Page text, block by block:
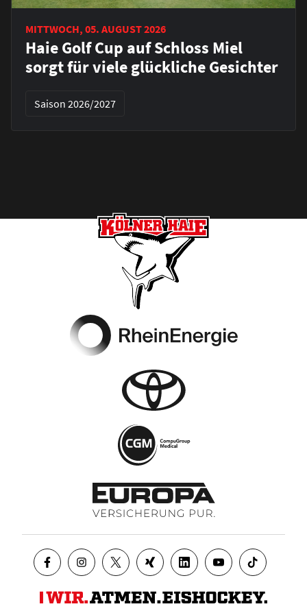
MITTWOCH, 05. AUGUST 2026
Haie Golf Cup auf Schloss Miel
sorgt für viele glückliche Gesichter
Saison 2026/2027